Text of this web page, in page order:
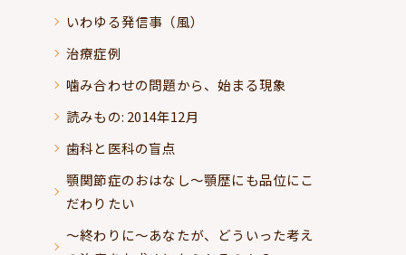
いわゆる発信事（風）
治療症例
噛み合わせの問題から、始まる現象
読みもの: 2014年12月
歯科と医科の盲点
顎関節症のおはなし～顎歴にも品位にこ
だわりたい
～終わりに～あなたが、どういった考え